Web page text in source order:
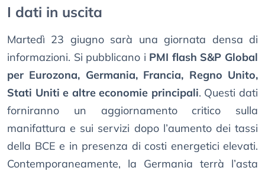
I dati in uscita
Martedì 23 giugno sarà una giornata densa di
informazioni. Si pubblicano i PMI flash S&P Global
per Eurozona, Germania, Francia, Regno Unito,
Stati Uniti e altre economie principali. Questi dati
forniranno un aggiornamento critico sulla
manifattura e sui servizi dopo l’aumento dei tassi
della BCE e in presenza di costi energetici elevati.
Contemporaneamente, la Germania terrà l’asta